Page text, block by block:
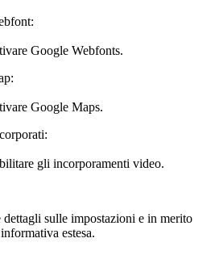
Google Webfonts.
Google Maps.
gli incorporamenti video.
sulle impostazioni e in merito
estesa.